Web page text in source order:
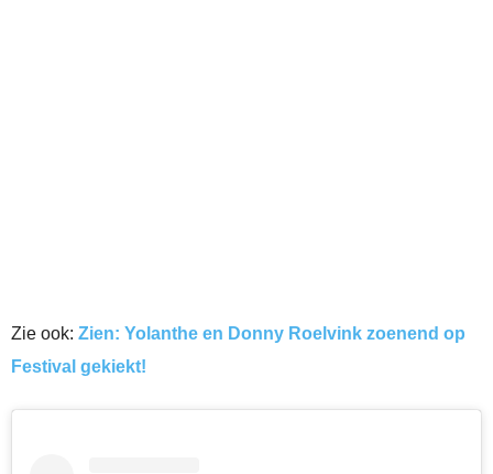
Zie ook: Zien: Yolanthe en Donny Roelvink zoenend op
Festival gekiekt!